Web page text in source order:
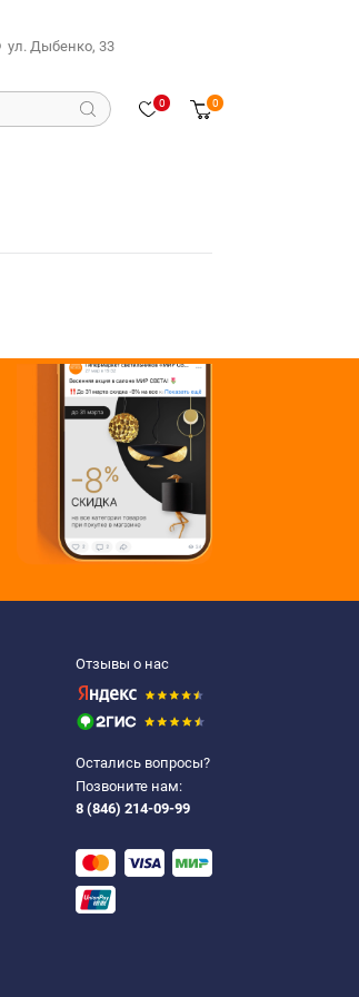
ул. Дыбенко, 33
0 0
Отзывы о нас
Остались вопросы?
Позвоните нам:
8 (846) 214-09-99